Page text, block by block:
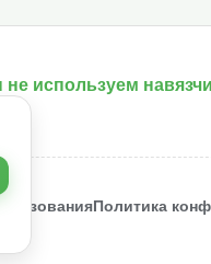
не используем
Политика